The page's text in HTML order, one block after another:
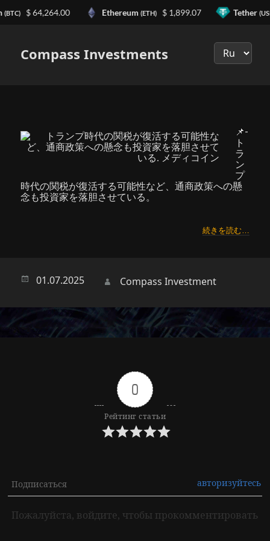
Compass Investments
📌-
ト
ラ
ン
プ
時代の関税が復活する可能性など、通商政策への懸
念も投資家を落胆させている。
続きを読む…
01.07.2025 Автор
Compass Investment
0
Рейтинг статьи
Подписаться авторизуйтесь
Пожалуйста, войдите, чтобы прокомментировать
(BTC) $ 64,264.00 Ethereum (ETH) $ 1,899.07 Tether